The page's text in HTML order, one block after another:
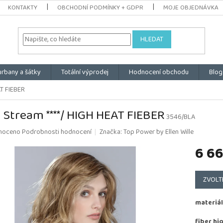
KONTAKTY OBCHODNÍ PODMÍNKY + GDPR MOJE OBJEDNÁVKA
HLEDAT
a šátky Totální výprodej Hodnocení obchodu Blog
FIEBER
****/ HIGH HEAT FIEBER3546/BLA
Podrobnosti hodnocení Značka:Top Power by Ellen Wille
6
Měrná
cena: